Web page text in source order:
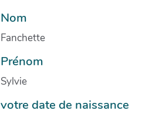
Nom
Fanchette
Prénom
Sylvie
votre date de naissance